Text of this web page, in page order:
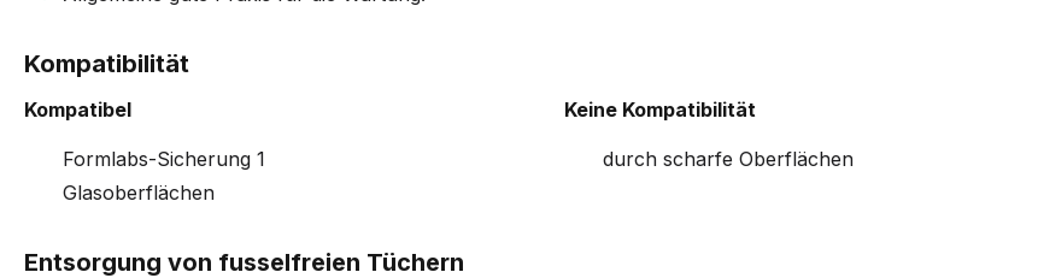
Kompatibilität
Kompatibel
Formlabs-Sicherung 1
Glasoberflächen
Keine Kompatibilität
durch scharfe Oberflächen
Entsorgung von fusselfreien Tüchern